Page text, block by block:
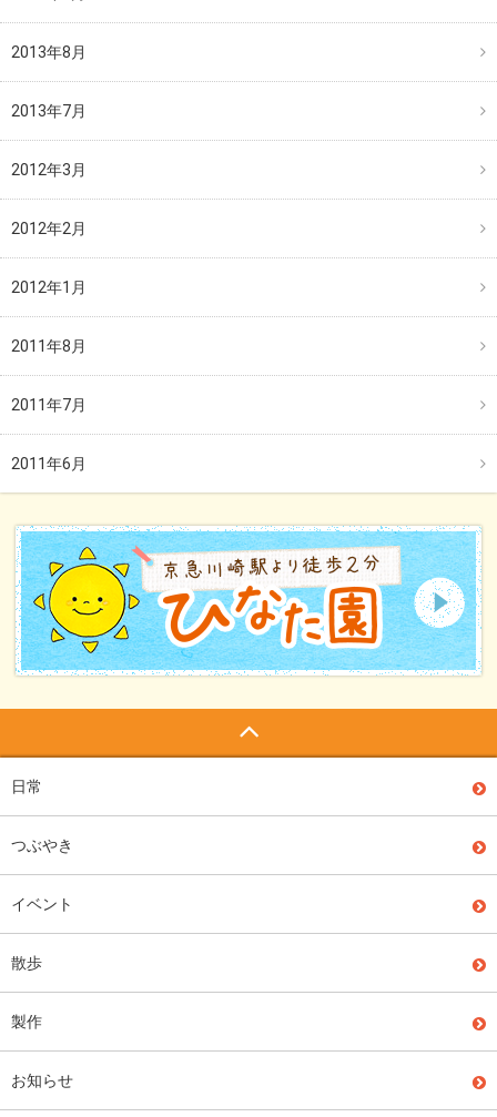
2013年8月
2013年7月
2012年3月
2012年2月
2012年1月
2011年8月
2011年7月
2011年6月
日常
つぶやき
イベント
散歩
製作
お知らせ